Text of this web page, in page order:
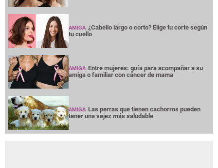
AMIGA ¿Cabello largo o corto? Elige tu corte según
tu cuello
AMIGA Entre mujeres: guía para acompañar a su
amiga o familiar con cáncer de mama
AMIGA Las perras que tienen cachorros pueden
tener una vejez más saludable